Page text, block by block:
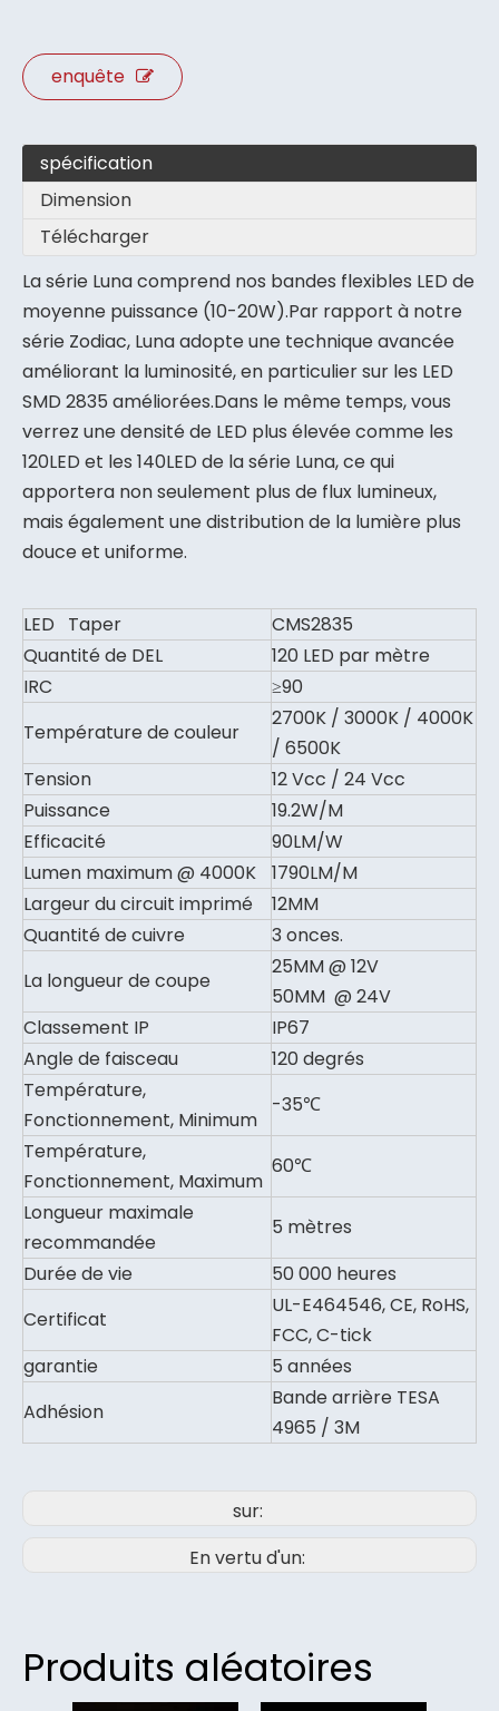
enquête
spécification
Dimension
Télécharger
La série Luna comprend nos bandes flexibles LED de
moyenne puissance (10-20W).Par rapport à notre
série Zodiac, Luna adopte une technique avancée
améliorant la luminosité, en particulier sur les LED
SMD 2835 améliorées.Dans le même temps, vous
verrez une densité de LED plus élevée comme les
120LED et les 140LED de la série Luna, ce qui
apportera non seulement plus de flux lumineux,
mais également une distribution de la lumière plus
douce et uniforme.
LED Taper
CMS2835
Quantité de DEL
120 LED par mètre
IRC
≥90
Température de couleur
2700K / 3000K / 4000K
/ 6500K
Tension
12 Vcc / 24 Vcc
Puissance
19.2W/M
Efficacité
90LM/W
Lumen maximum @ 4000K
1790LM/M
Largeur du circuit imprimé
12MM
Quantité de cuivre
3 onces.
La longueur de coupe
25MM @ 12V
50MM @ 24V
Classement IP
IP67
Angle de faisceau
120 degrés
Température,
Fonctionnement, Minimum
-35℃
Température,
Fonctionnement, Maximum
60℃
Longueur maximale
recommandée
5 mètres
Durée de vie
50 000 heures
Certificat
UL-E464546, CE, RoHS,
FCC, C-tick
garantie
5 années
Adhésion
Bande arrière TESA
4965 / 3M
sur:
En vertu d'un:
Produits aléatoires